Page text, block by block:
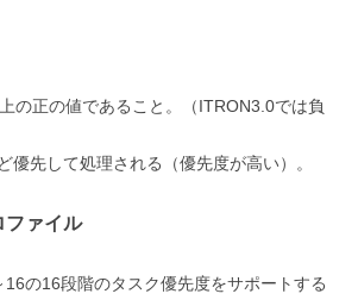
の正の値であること。（ITRON3.0では負
優先して処理される（優先度が高い）。
ファイル
16の16段階のタスク優先度をサポートする